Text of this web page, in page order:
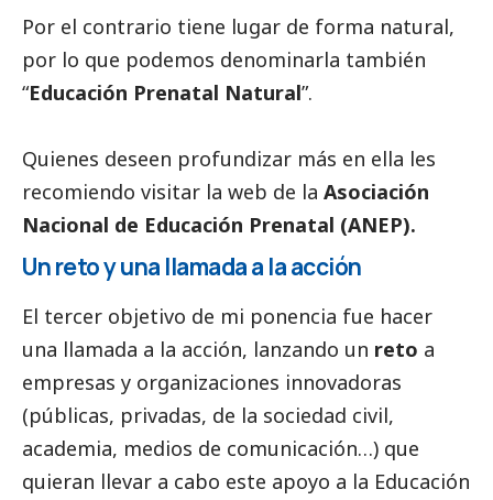
Por el contrario tiene lugar de forma natural,
por lo que podemos denominarla también
“Educación Prenatal Natural”.
Quienes deseen profundizar más en ella les
recomiendo visitar la web de la Asociación
Nacional de Educación Prenatal (ANEP).
Un reto y una llamada a la acción
El tercer objetivo de mi ponencia fue hacer
una llamada a la acción, lanzando un reto a
empresas y organizaciones innovadoras
(públicas, privadas, de la sociedad civil,
academia, medios de comunicación…) que
quieran llevar a cabo este apoyo a la Educación